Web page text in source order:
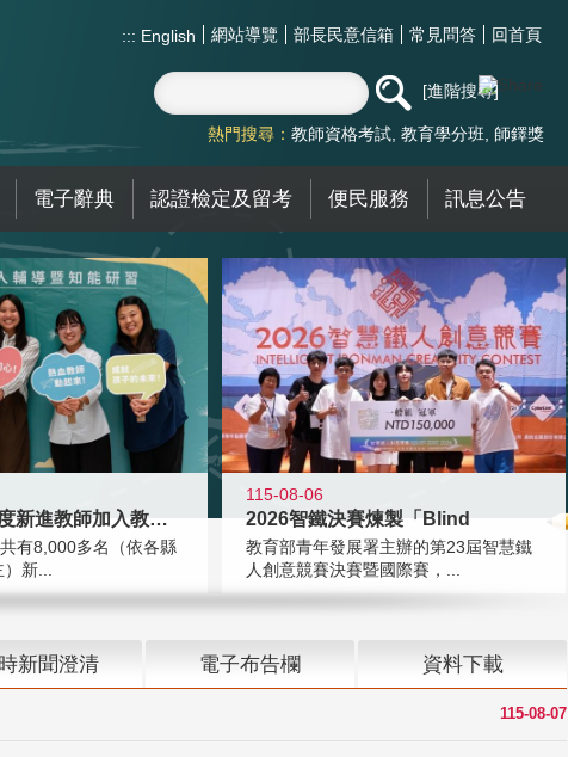
::: English 網站導覽 部長民意信箱 常見問答 回首頁
進階搜尋
熱門搜尋： 教師資格考試 教育學分班 師鐸獎
電子辭典 認證檢定及留考 便民服務 訊息公告
迎接115學年度新進教師加入教育現
有8,000多名（依各縣
新...
115-08-06
2026智鐵決賽煉製「Blind
教育部青年發展署主辦的第23屆智慧鐵
人創意競賽決賽暨國際賽，...
新聞澄清 電子布告欄 資料下載
115-08-07